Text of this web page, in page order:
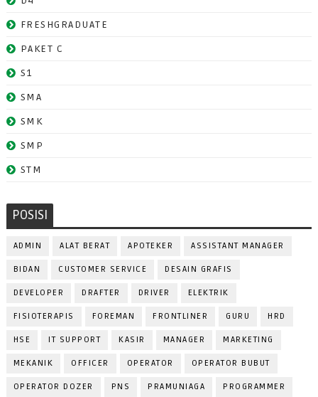
FRESHGRADUATE
PAKET C
S1
SMA
SMK
SMP
STM
POSISI
ADMIN ALAT BERAT APOTEKER ASSISTANT MANAGER
BIDAN CUSTOMER SERVICE DESAIN GRAFIS
DEVELOPER DRAFTER DRIVER ELEKTRIK
FISIOTERAPIS FOREMAN FRONTLINER GURU HRD
HSE IT SUPPORT KASIR MANAGER MARKETING
MEKANIK OFFICER OPERATOR OPERATOR BUBUT
OPERATOR DOZER PNS PRAMUNIAGA PROGRAMMER